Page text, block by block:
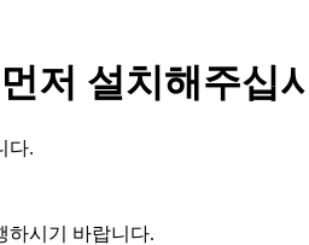
저 설치해주십
다.
하시기 바랍니다.